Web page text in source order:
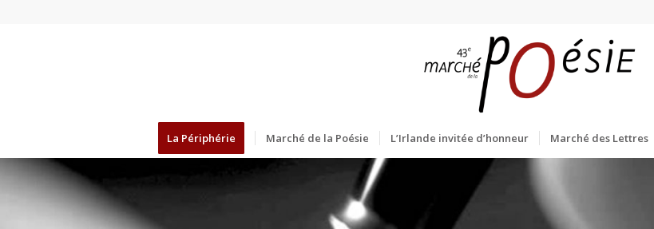
La Périphérie Marché de la Poésie L’Irlande invitée d’honneur Marché des Lettres